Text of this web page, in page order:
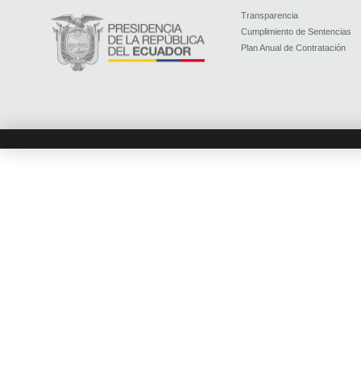
Transparencia
Cumplimiento de Sentencias
Plan Anual de Contratación